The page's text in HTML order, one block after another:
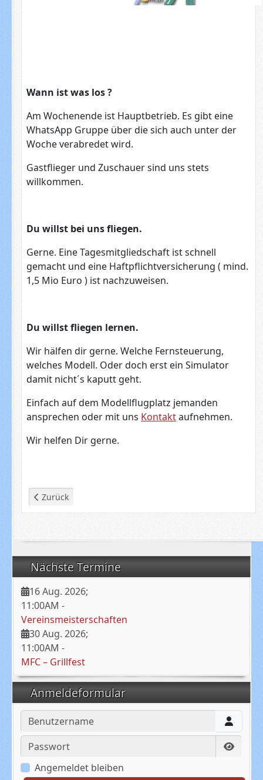
Nächste Termine
16 Aug. 2026;
11:00AM -
Vereinsmeisterschaften
30 Aug. 2026;
11:00AM -
MFC – Grillfest
Anmeldeformular
Benutzername
Passwort
Angemeldet bleiben
Wann ist was los ?
Am Wochenende ist Hauptbetrieb. Es gibt eine
WhatsApp Gruppe über die sich auch unter der
Woche verabredet wird.
Gastflieger und Zuschauer sind uns stets
willkommen.
Du willst bei uns fliegen.
Gerne. Eine Tagesmitgliedschaft ist schnell
gemacht und eine Haftpflichtversicherung ( mind.
1,5 Mio Euro ) ist nachzuweisen.
Du willst fliegen lernen.
Wir hälfen dir gerne. Welche Fernsteuerung,
welches Modell. Oder doch erst ein Simulator
damit nicht´s kaputt geht.
Einfach auf dem Modellflugplatz jemanden
ansprechen oder mit uns Kontaktaufnehmen.
Wir helfen Dir gerne.
Vorheriger Beitrag: Wir stellen uns vor
Zurück